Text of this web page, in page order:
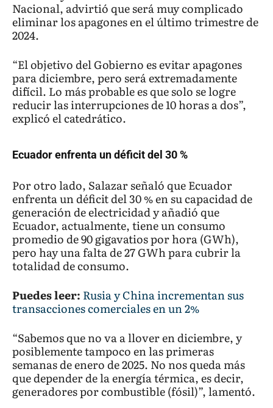
Nacional, advirtió que será muy complicado
eliminar los apagones en el último trimestre de
2024.
“El objetivo del Gobierno es evitar apagones
para diciembre, pero será extremadamente
difícil. Lo más probable es que solo se logre
reducir las interrupciones de 10 horas a dos”,
explicó el catedrático.
Ecuador enfrenta un déficit del 30 %
Por otro lado, Salazar señaló que Ecuador
enfrenta un déficit del 30 % en su capacidad de
generación de electricidad y añadió que
Ecuador, actualmente, tiene un consumo
promedio de 90 gigavatios por hora (GWh),
pero hay una falta de 27 GWh para cubrir la
totalidad de consumo.
Puedes leer: Rusia y China incrementan sus
transacciones comerciales en un 2%
“Sabemos que no va a llover en diciembre, y
posiblemente tampoco en las primeras
semanas de enero de 2025. No nos queda más
que depender de la energía térmica, es decir,
generadores por combustible (fósil)”, lamentó.